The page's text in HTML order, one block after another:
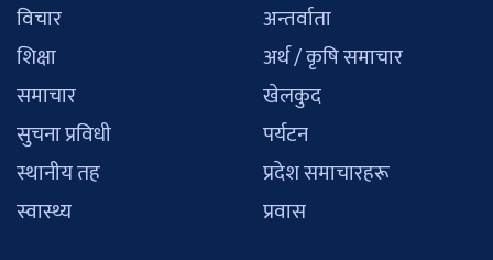
विचार
शिक्षा
समाचार
सुचना प्रविधी
स्थानीय तह
स्वास्थ्य
अन्तर्वाता
अर्थ / कृषि समाचार
खेलकुद
पर्यटन
प्रदेश समाचारहरू
प्रवास